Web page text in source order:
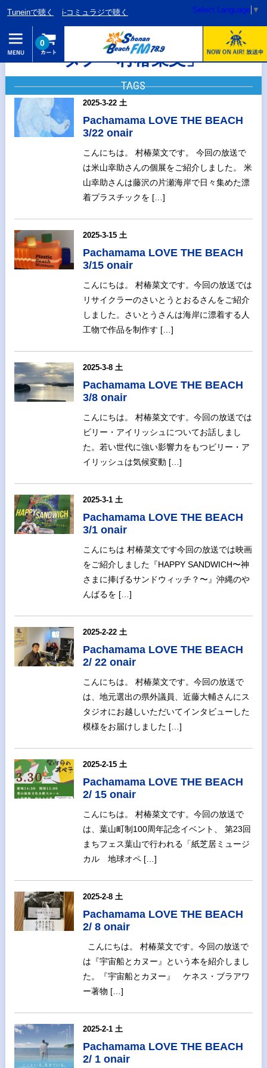
Tuneinで聴く i-コミュラジで聴く Select Language ▼
0
タグ「村椿菜文」
TAGS
2025-3-22 土
Pachamama LOVE THE BEACH
3/22 onair
こんにちは。 村椿菜文です。 今回の放送で
は米山幸助さんの個展をご紹介しました。 米
山幸助さんは藤沢の片瀬海岸で日々集めた漂
着プラスチックを […]
2025-3-15 土
Pachamama LOVE THE BEACH
3/15 onair
こんにちは。 村椿菜文です。今回の放送では
リサイクラーのさいとうとおるさんをご紹介
しました。さいとうさんは海岸に漂着する人
工物で作品を制作す […]
2025-3-8 土
Pachamama LOVE THE BEACH
3/8 onair
こんにちは。 村椿菜文です。今回の放送では
ビリー・アイリッシュについてお話しまし
た。若い世代に強い影響力をもつビリー・ア
イリッシュは気候変動 […]
2025-3-1 土
Pachamama LOVE THE BEACH
3/1 onair
こんにちは 村椿菜文です今回の放送では映画
をご紹介しました『HAPPY SANDWICH〜神
さまに捧げるサンドウィッチ？〜』沖縄のや
んばるを […]
2025-2-22 土
Pachamama LOVE THE BEACH
2/ 22 onair
こんにちは。 村椿菜文です。今回の放送で
は、地元選出の県外議員、近藤大輔さんにス
タジオにお越しいただいてインタビューした
模様をお届けしました […]
2025-2-15 土
Pachamama LOVE THE BEACH
2/ 15 onair
こんにちは。 村椿菜文です。今回の放送で
は、葉山町制100周年記念イベント、 第23回
まちフェス葉山で行われる「紙芝居ミュージ
カル 地球オペ […]
2025-2-8 土
Pachamama LOVE THE BEACH
2/ 8 onair
こんにちは。 村椿菜文です。今回の放送で
は『宇宙船とカヌー』という本を紹介しまし
た。『宇宙船とカヌー』 ケネス・ブラアワ
ー著物 […]
2025-2-1 土
Pachamama LOVE THE BEACH
2/ 1 onair